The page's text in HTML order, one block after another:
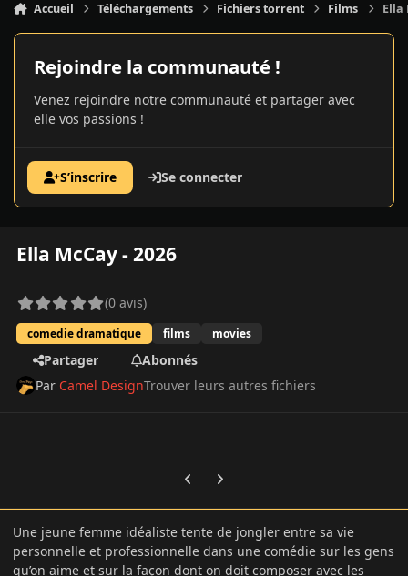
Accueil Téléchargements Fichiers torrent Films Ella
Rejoindre la communauté !
Venez rejoindre notre communauté et partager avec
elle vos passions !
S’inscrire Se connecter
Ella McCay - 2026
(0 avis)
comedie dramatique films movies
Partager
Abonnés
Par Camel DesignTrouver leurs autres fichiers
Previous carousel slide
Next carousel slide
Une jeune femme idéaliste tente de jongler entre sa vie
personnelle et professionnelle dans une comédie sur les gens
qu’on aime et sur la façon dont on doit composer avec les